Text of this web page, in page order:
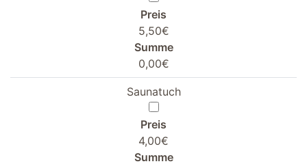
Preis
5,50€
Summe
0,00€
Saunatuch
Preis
4,00€
Summe